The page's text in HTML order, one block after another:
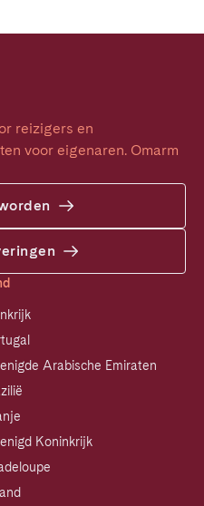
reizigers en
voor eigenaren. Omarm
Arabische Emiraten
Koninkrijk